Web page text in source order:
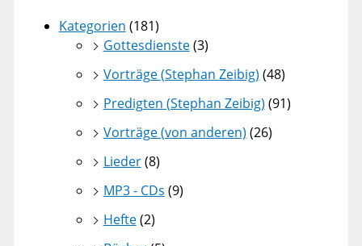
Kategorien (181)
Gottesdienste(3)
Vorträge (Stephan Zeibig) (48)
Predigten (Stephan Zeibig) (91)
Vorträge (von anderen) (26)
Lieder(8)
MP3 - CDs (9)
Hefte(2)